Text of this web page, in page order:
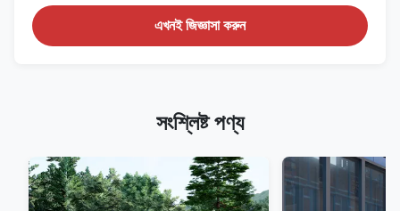
এখনই জিজ্ঞাসা করুন
সংশ্লিষ্ট পণ্য